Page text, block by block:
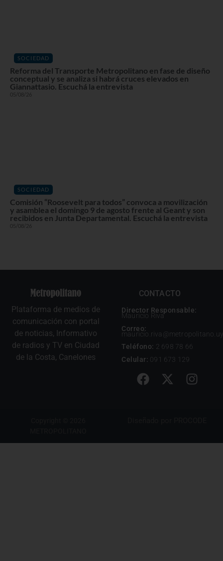
SOCIEDAD
Reforma del Transporte Metropolitano en fase de diseño
conceptual y se analiza si habrá cruces elevados en
Giannattasio. Escuchá la entrevista
05/08/26
SOCIEDAD
Comisión “Roosevelt para todos” convoca a movilización
y asamblea el domingo 9 de agosto frente al Geant y son
recibidos en Junta Departamental. Escuchá la entrevista
05/08/26
Plataforma de medios de
comunicación con portal
de noticias, Informativo
de radios y TV en Ciudad
de la Costa, Canelones
CONTACTO
Director Responsable:
Mauricio Riva
Correo:
mauricio.riva@metropolitano.uy
Teléfono: 2 698 78 66
Celular: 091 673 129